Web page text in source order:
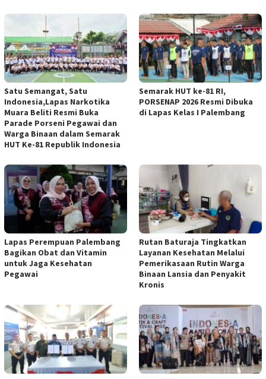
Satu Semangat, Satu
Indonesia,Lapas Narkotika
Muara Beliti Resmi Buka
Parade Porseni Pegawai dan
Warga Binaan dalam Semarak
HUT Ke-81 Republik Indonesia
Semarak HUT ke-81 RI,
PORSENAP 2026 Resmi Dibuka
di Lapas Kelas I Palembang
Lapas Perempuan Palembang
Bagikan Obat dan Vitamin
untuk Jaga Kesehatan
Pegawai
Rutan Baturaja Tingkatkan
Layanan Kesehatan Melalui
Pemerikasaan Rutin Warga
Binaan Lansia dan Penyakit
Kronis